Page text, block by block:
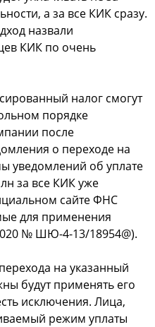
а за все КИК сразу.
назвали
КИК по очень
налог смогут
порядке
после
о переходе на
уведомлений об уплате
за все КИК уже
сайте ФНС
для применения
№ ШЮ-4-13/18954@).
на указанный
будут применять его
исключения. Лица,
режим уплаты